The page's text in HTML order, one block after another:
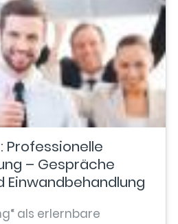
Professionelle
– Gespräche
Einwandbehandlung
als erlernbare